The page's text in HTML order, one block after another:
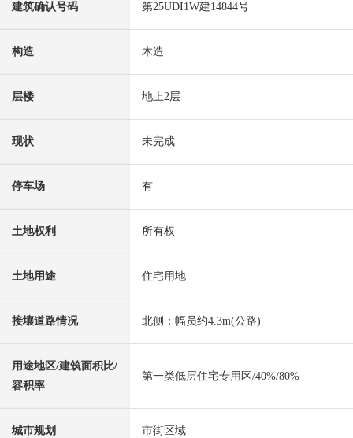
建筑确认号码 第25UDI1W建14844号
构造 木造
层楼 地上2层
现状 未完成
停车场 有
土地权利 所有权
土地用途 住宅用地
接壤道路情况 北侧：幅员约4.3m(公路)
用途地区/建筑面积比/
容积率
第一类低层住宅专用区/40%/80%
城市规划 市街区域